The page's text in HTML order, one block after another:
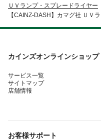
ＵＶランプ・スプレードライヤー
【CAINZ-DASH】カマグ社 ＵＶ
カインズオンラインショップ
サービス一覧
サイトマップ
店舗情報
お客様サポート